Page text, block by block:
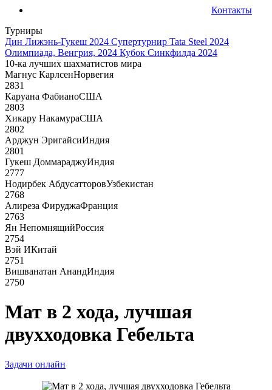
Контакты
Турниры
Дин Лижэнь-Гукеш 2024 Супертурнир Tata Steel 2024
Олимпиада, Венгрия, 2024 Кубок Синкфилда 2024
10-ка лучших шахматистов мира
Магнус КарлсенНорвегия
2831
Каруана ФабианоСША
2803
Хикару НакамураСША
2802
Арджун ЭригайсиИндия
2801
Гукеш ДоммараджуИндия
2777
Нодирбек АбдусатторовУзбекистан
2768
Алиреза ФируджаФранция
2763
Ян НепомнящийРоссия
2754
Вэй ИКитай
2751
Вишванатан АнандИндия
2750
Мат в 2 хода, лучшая
двухходовка Гебельта
Задачи онлайн